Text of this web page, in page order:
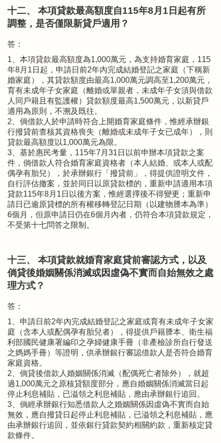
十二、 本項貸款最高額度自115年8月1日起有所
調整，是否僅限新貸戶適用？
答：
1、本項貸款最高額度為1,000萬元，為支持婚育家庭，115
年8月1日起，申請日前2年內完成結婚登記之家庭（下稱新
婚家庭），其貸款額度由最高1,000萬元調高至1,200萬元，
育有未成年子女家庭（離婚或單親者，未成年子女須與借款
人同戶籍且有監護權）貸款額度最高1,500萬元，以新貸戶
適用為原則，不溯及既往。
2、倘借款人於申請時符合上開婚育家庭條件，惟經承辦銀
行撥貸前查核其資格喪失（離婚或未成年子女已成年），則
貸款最高額度以1,000萬元為限。
3、基於惠民考量，115年7月31日以前申辦本項貸款之案
件，倘借款人符合婚育家庭資格者（本人結婚、或本人或配
偶孕有胎兒），於承辦銀行「撥貸前」，得提供證明文件，
自行評估撤案，並於同日以原貸款標的，重新申請適用本項
貸款115年8月1日以後方案，惟經選擇後不得變更；重新申
請日已逾原貸標的所有權移轉登記日期（以建物謄本為準）
6個月，但原申請日仍在6個月內者，仍符合本項貸款規定，
不受第十七問答之限制。
十三、 本項貸款就婚育家庭貸前審認方式，以及
倘貸後婚姻關係消滅或因虛偽不實而自始無效之處
理方式？
答：
1、申請日前2年內完成結婚登記之家庭或育有未成年子女家
庭（含本人或配偶孕有胎兒者），得提供戶籍謄本、衛生福
利部國民健康署編印之孕婦健康手冊（非產檢診所自行發送
之媽媽手冊）等證明，供承辦銀行審認借款人是否符合婚育
家庭資格。
2、倘貸後借款人婚姻關係消滅（配偶死亡者除外），就超
過1,000萬元之原核貸額度部分，應自婚姻關係消滅當日起
停止利息補貼，已溢領之利息補貼，應由承辦銀行追回。
3、倘經承辦銀行知悉借款人之婚姻關係因虛偽不實而自始
無效，應自撥貸日起停止利息補貼，已溢領之利息補貼，應
由承辦銀行追回，並依銀行貸款契約相關約款，重新核定貸
款條件。